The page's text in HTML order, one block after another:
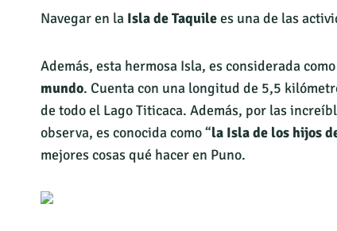
Navegar en la Isla de Taquilees una de las
Además, esta hermosa Isla, es considerada
mundo. Cuenta con una longitud de 5,5
de todo el Lago Titicaca. Además, por las
observa, es conocida como “la Isla de los hijos
mejores cosas qué hacer en Puno.